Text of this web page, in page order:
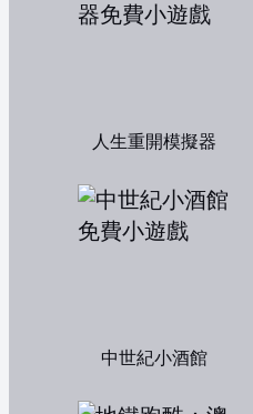
人生重開模擬器
中世紀小酒館